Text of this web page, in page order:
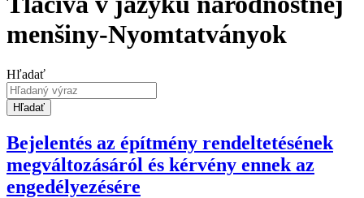
menšiny-Nyomtatványok
Hľadať
Hľadať
Bejelentés az építmény rendeltetésének
megváltozásáról és kérvény ennek az
engedélyezésére